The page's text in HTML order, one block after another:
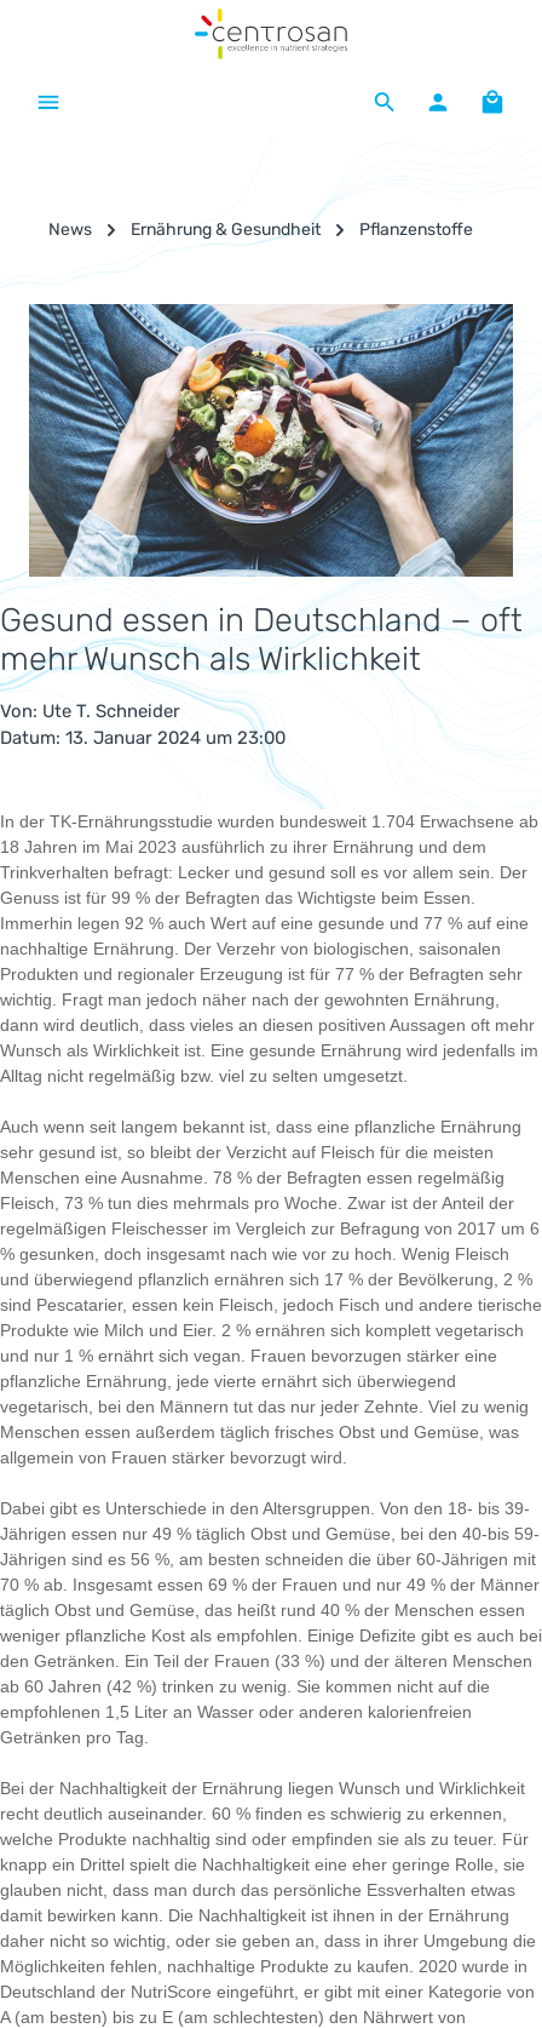
Zum Hauptinhalt springen
News Ernährung & Gesundheit Pflanzenstoffe
Bildergalerie überspringen
Gesund essen in Deutschland − oft
mehr Wunsch als Wirklichkeit
Von: Ute T. Schneider
Datum: 13. Januar 2024 um 23:00
In der TK-Ernährungsstudie wurden bundesweit 1.704 Erwachsene ab
18 Jahren im Mai 2023 ausführlich zu ihrer Ernährung und dem
Trinkverhalten befragt: Lecker und gesund soll es vor allem sein. Der
Genuss ist für 99 % der Befragten das Wichtigste beim Essen.
Immerhin legen 92 % auch Wert auf eine gesunde und 77 % auf eine
nachhaltige Ernährung. Der Verzehr von biologischen, saisonalen
Produkten und regionaler Erzeugung ist für 77 % der Befragten sehr
wichtig. Fragt man jedoch näher nach der gewohnten Ernährung,
dann wird deutlich, dass vieles an diesen positiven Aussagen oft mehr
Wunsch als Wirklichkeit ist. Eine gesunde Ernährung wird jedenfalls im
Alltag nicht regelmäßig bzw. viel zu selten umgesetzt.
Auch wenn seit langem bekannt ist, dass eine pflanzliche Ernährung
sehr gesund ist, so bleibt der Verzicht auf Fleisch für die meisten
Menschen eine Ausnahme. 78 % der Befragten essen regelmäßig
Fleisch, 73 % tun dies mehrmals pro Woche. Zwar ist der Anteil der
regelmäßigen Fleischesser im Vergleich zur Befragung von 2017 um 6
% gesunken, doch insgesamt nach wie vor zu hoch. Wenig Fleisch
und überwiegend pflanzlich ernähren sich 17 % der Bevölkerung, 2 %
sind Pescatarier, essen kein Fleisch, jedoch Fisch und andere tierische
Produkte wie Milch und Eier. 2 % ernähren sich komplett vegetarisch
und nur 1 % ernährt sich vegan. Frauen bevorzugen stärker eine
pflanzliche Ernährung, jede vierte ernährt sich überwiegend
vegetarisch, bei den Männern tut das nur jeder Zehnte. Viel zu wenig
Menschen essen außerdem täglich frisches Obst und Gemüse, was
allgemein von Frauen stärker bevorzugt wird.
Dabei gibt es Unterschiede in den Altersgruppen. Von den 18- bis 39-
Jährigen essen nur 49 % täglich Obst und Gemüse, bei den 40-bis 59-
Jährigen sind es 56 %, am besten schneiden die über 60-Jährigen mit
70 % ab. Insgesamt essen 69 % der Frauen und nur 49 % der Männer
täglich Obst und Gemüse, das heißt rund 40 % der Menschen essen
weniger pflanzliche Kost als empfohlen. Einige Defizite gibt es auch bei
den Getränken. Ein Teil der Frauen (33 %) und der älteren Menschen
ab 60 Jahren (42 %) trinken zu wenig. Sie kommen nicht auf die
empfohlenen 1,5 Liter an Wasser oder anderen kalorienfreien
Getränken pro Tag.
Bei der Nachhaltigkeit der Ernährung liegen Wunsch und Wirklichkeit
recht deutlich auseinander. 60 % finden es schwierig zu erkennen,
welche Produkte nachhaltig sind oder empfinden sie als zu teuer. Für
knapp ein Drittel spielt die Nachhaltigkeit eine eher geringe Rolle, sie
glauben nicht, dass man durch das persönliche Essverhalten etwas
damit bewirken kann. Die Nachhaltigkeit ist ihnen in der Ernährung
daher nicht so wichtig, oder sie geben an, dass in ihrer Umgebung die
Möglichkeiten fehlen, nachhaltige Produkte zu kaufen. 2020 wurde in
Deutschland der NutriScore eingeführt, er gibt mit einer Kategorie von
A (am besten) bis zu E (am schlechtesten) den Nährwert von